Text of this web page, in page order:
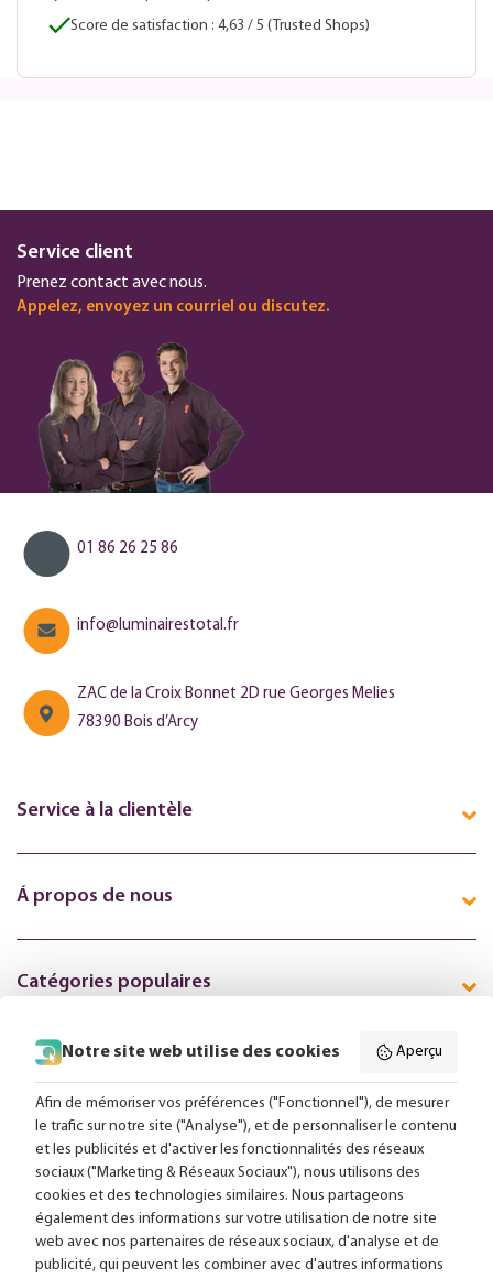
Score de satisfaction : 4,63 / 5 (Trusted Shops)
Service client
Prenez contact avec nous.
Appelez, envoyez un courriel ou discutez.
01 86 26 25 86
info@luminairestotal.fr
ZAC de la Croix Bonnet 2D rue Georges Melies
78390 Bois d’Arcy
Service à la clientèle
Á propos de nous
Catégories populaires
Suivez-nous en ligne:
Livraison gratuite à partir de 99,-
Conseils sur mesure
Plus de 25 000 lampes en stock
Notre site web utilise des cookies Aperçu
Afin de mémoriser vos préférences ("Fonctionnel"), de mesurer
le trafic sur notre site ("Analyse"), et de personnaliser le contenu
et les publicités et d'activer les fonctionnalités des réseaux
sociaux ("Marketing & Réseaux Sociaux"), nous utilisons des
cookies et des technologies similaires. Nous partageons
également des informations sur votre utilisation de notre site
web avec nos partenaires de réseaux sociaux, d'analyse et de
publicité, qui peuvent les combiner avec d'autres informations